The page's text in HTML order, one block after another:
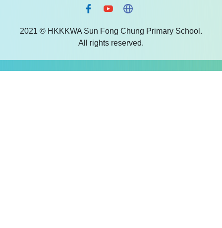
2021 © HKKKWA Sun Fong Chung Primary School.
All rights reserved.